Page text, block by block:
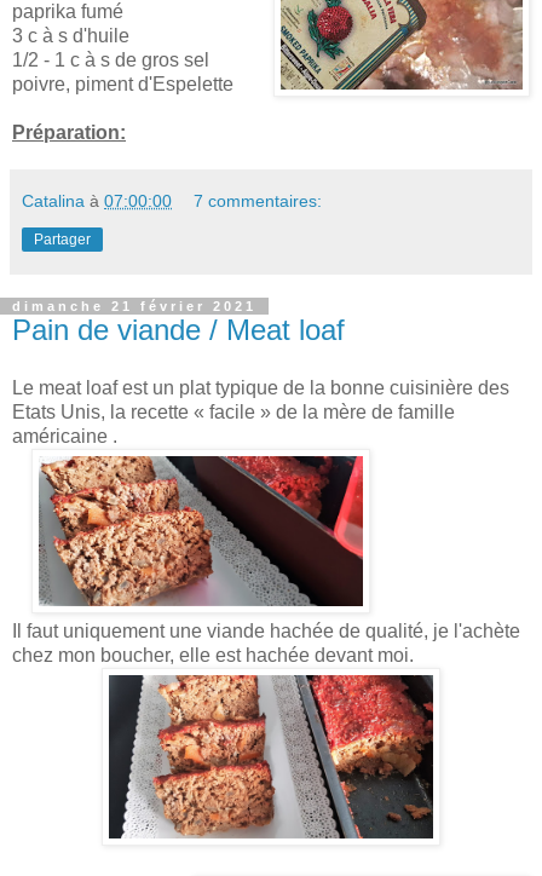
paprika fumé
3 c à s d'huile
1/2 - 1 c à s de gros sel
poivre, piment d'Espelette
Préparation:
Catalina à 07:00:00 7 commentaires:
Partager
dimanche 21 février 2021
Pain de viande / Meat loaf
Le meat loaf est un plat typique de la bonne cuisinière des
Etats Unis, la recette « facile » de la mère de famille
américaine .
Il faut uniquement une viande hachée de qualité, je l'achète
chez mon boucher, elle est hachée devant moi.